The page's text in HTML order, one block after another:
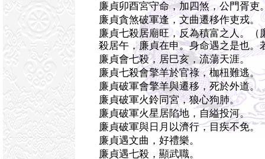
廉貞卯酉宮守命，加四煞，公門胥吏
廉貞貪煞破軍逢，文曲遷移作吏戎。
廉貞七殺居廟旺，反為積富之人。（
殺居午，廉貞在申。身命遇之是也。
廉貞會七殺，居巳亥，流蕩天涯。
廉貞七殺會擎羊於官祿，枷杻難逃。
廉貞破軍會擎羊與遷移，死於外道。
廉貞破軍火鈴同宮，狼心狗肺。
廉貞破軍火星居陷地，自縊投河。
廉貞破軍與日月以濟行，目疾不免。
廉貞遇文曲，好禮樂。
廉貞遇七殺，顯武職。